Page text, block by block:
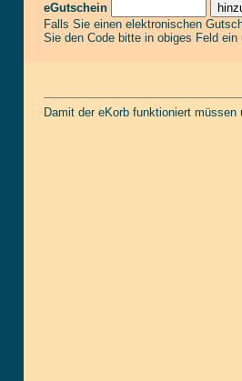
eGutschein
Falls Sie einen elektronischen
Sie den Code bitte in obiges Feld
Damit der eKorb funktioniert